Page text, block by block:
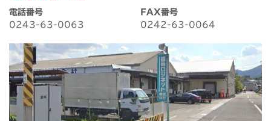
電話番号
0243-63-0063
FAX番号
0242-63-0064